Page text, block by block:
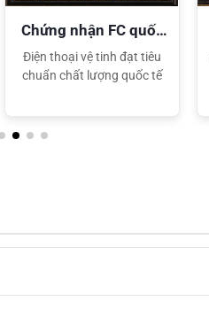
Chứng nhận FC quốc
tế
Điện thoại vệ tinh đạt tiêu
chuẩn chất lượng quốc tế